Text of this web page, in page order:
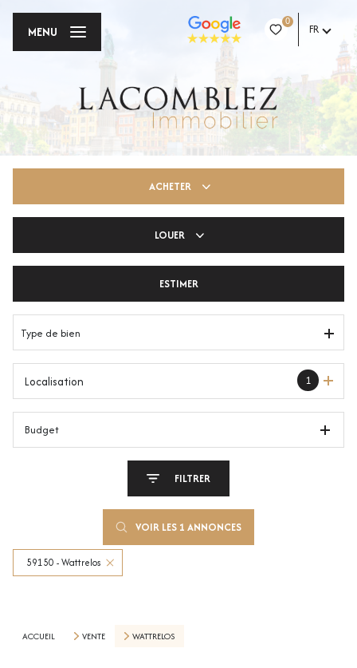
0
FR
MENU
ACHETER
LOUER
ESTIMER
Type de bien
1
Localisation
Budget
FILTRER
VOIR LES 1 ANNONCES
59150 - Wattrelos
ACCUEIL VENTE WATTRELOS